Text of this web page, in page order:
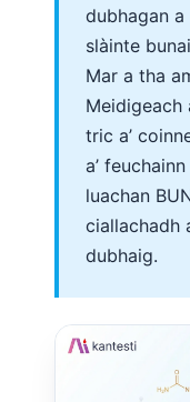
dubhagan a
slàinte
Mar a tha
Meidigeach
tric a’
a’
luachan
ciallachadh
dubhaig.